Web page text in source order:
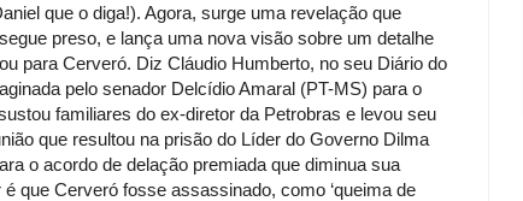
que o diga!). Agora, surge uma revelação que
preso, e lança uma nova visão sobre um detalhe
para Cerveró. Diz Cláudio Humberto, no seu Diário do
pelo senador Delcídio Amaral (PT-MS) para o
familiares do ex-diretor da Petrobras e levou seu
que resultou na prisão do Líder do Governo Dilma
o acordo de delação premiada que diminua sua
que Cerveró fosse assassinado, como ‘queima de